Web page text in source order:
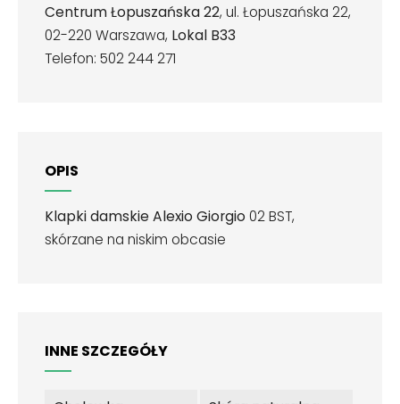
Centrum Łopuszańska 22, ul. Łopuszańska 22,
02-220 Warszawa, Lokal B33
Telefon: 502 244 271
OPIS
Klapki damskie Alexio Giorgio 02 BST,
skórzane na niskim obcasie
INNE SZCZEGÓŁY